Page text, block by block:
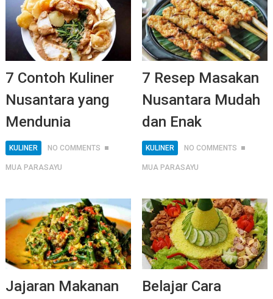
7 Contoh Kuliner
Nusantara yang
Mendunia
KULINER NO COMMENTS
MUA PARASAYU
7 Resep Masakan
Nusantara Mudah
dan Enak
KULINER NO COMMENTS
MUA PARASAYU
Jajaran Makanan
Belajar Cara